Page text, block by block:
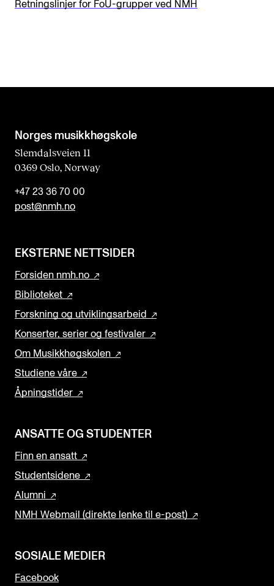
a
n
k
Retningslinjer for FoU-grupper ved NMH
Norges musikk­høgskole
Slemdalsveien 11
0369 Oslo, Norway
+47 23 36 70 00
post@nmh.no
EKSTERNE NETTSIDER
Forsiden nmh.no
Biblioteket
Forskning og utviklingsarbeid
Konserter, serier og festivaler
Om Musikkhøgskolen
Studiene våre
Åpningstider
ANSATTE OG STUDENTER
Finn en ansatt
Studentsidene
Alumni
NMH Webmail (direkte lenke til e-post)
SOSIALE MEDIER
Facebook